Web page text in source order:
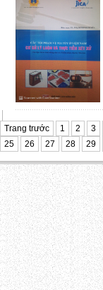
Trang trước 1 2 3
25
26 27 28 29